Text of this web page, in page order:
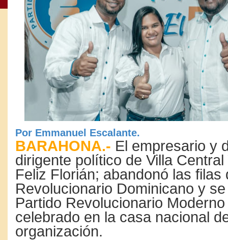
Por Emmanuel Escalante.
BARAHONA.- El empresario y
dirigente político de Villa Central
Feliz Florián; abandonó las filas
Revolucionario Dominicano y
Partido Revolucionario
celebrado en la casa nacional
organización.